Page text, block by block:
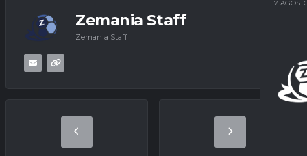
7
Zemania Staff
Zemania Staff